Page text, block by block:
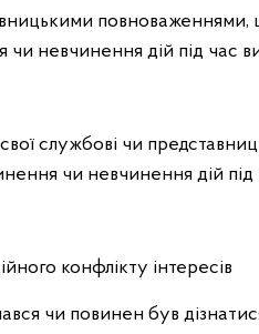
повноваженнями,
невчинення дій під час
службові чи
чи невчинення дій
конфлікту інтересів
чи повинен був